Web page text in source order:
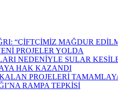
“ÇİFTÇİMİZ MAĞDUR
PROJELER YOLDA
NEDENİYLE SULAR
HAK KAZANDI
PROJELERİ
RAMPA TEPKİSİ